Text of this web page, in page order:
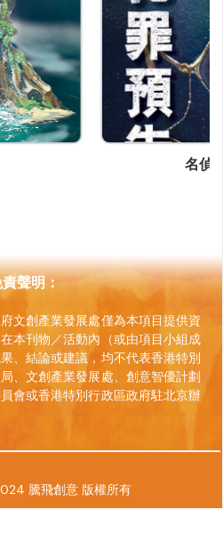
莫雷．怪盜的犯罪預告
聲明：
文創產業發展處僅為本項目提供資
本刊物／活動內（或由項目小組成
、結論或建議，均不代表香港特別
、文創產業發展處、創意智優計劃
會或香港特別行政區政府駐北京辦
騰飛創意 版權所有